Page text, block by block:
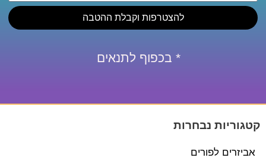
להצטרפות וקבלת ההטבה
* בכפוף לתנאים
קטגוריות נבחרות
אביזרים לפורים